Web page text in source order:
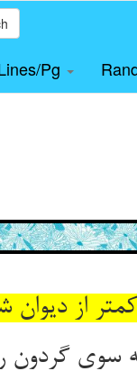
Pg
از
سوی